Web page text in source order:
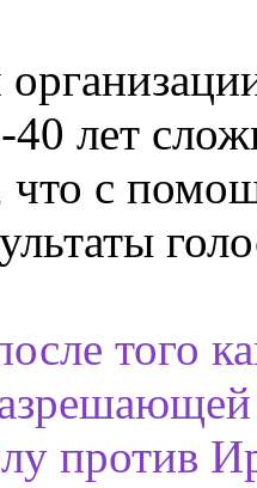
лет
что с
того
против